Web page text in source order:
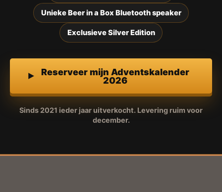
Unieke Beer in a Box Bluetooth speaker
Exclusieve Silver Edition
Reserveer mijn Adventskalender
2026
Sinds 2021 ieder jaar uitverkocht. Levering ruim voor
december.